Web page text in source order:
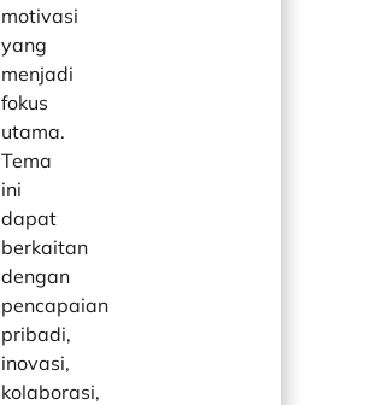
motivasi
yang
menjadi
fokus
utama.
Tema
ini
dapat
berkaitan
dengan
pencapaian
pribadi,
inovasi,
kolaborasi,